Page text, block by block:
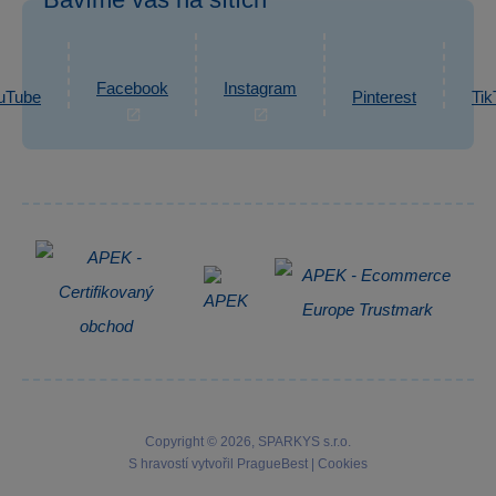
Reklamace
Informace o zpracování osobních údajů
eshop@sparkys.cz
Napsat zprávu
Facebook Instagram Pinterest
Copyright © 2026, SPARKYS s.r.o.
S hravostí vytvořil
PragueBest Cookies